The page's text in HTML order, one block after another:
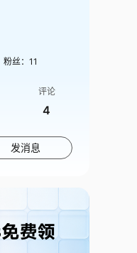
粉丝： 11
评论
4
发消息